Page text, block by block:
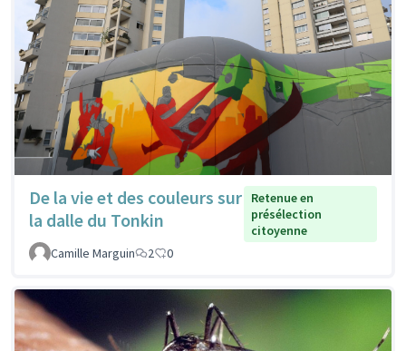
De la vie et des couleurs sur
la dalle du Tonkin
Retenue en
présélection
citoyenne
Camille Marguin
2 0